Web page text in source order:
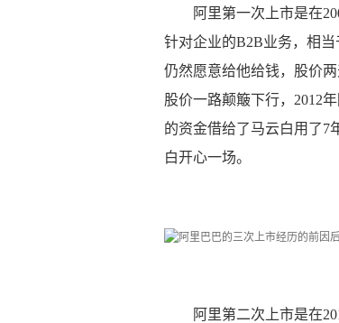
阿里第一次上市是在
针对企业的B2B业务，相
仍然愿意给他给钱，股价
股价一路颠簸下行，2012
的资金借给了马云白用了7
白开心一场。
阿里第二次上市是在